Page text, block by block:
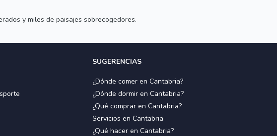
y miles de paisajes sobrecogedores.
SUGERENCIAS
¿Dónde comer en Cantabria?
¿Dónde dormir en Cantabria?
¿Qué comprar en Cantabria?
Servicios en Cantabria
¿Qué hacer en Cantabria?